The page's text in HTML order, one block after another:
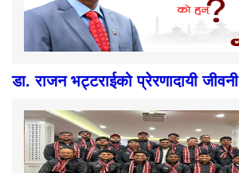
डा. राजन भट्टराईको प्रेरणादायी जीवनी